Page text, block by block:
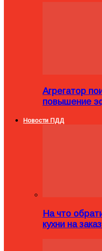
Агрегатор
повышение
Новости ПДД
На что
кухни на